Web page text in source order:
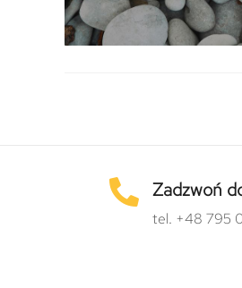
Zadzwoń
tel. +48 795